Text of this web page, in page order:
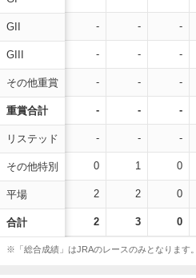
GII
GIII
その他重賞
重賞合計
リステッド
その他特別
平場
合計
- - -
- - -
- - -
- - -
- - -
0 1 0
2 2 0
2 3 0
※「総合成績」はJRAのレースのみとなります。